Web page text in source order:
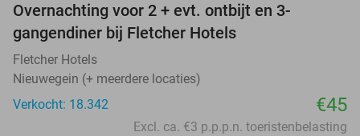
Overnachting voor 2 + evt. ontbijt en 3-
gangendiner bij Fletcher Hotels
Fletcher Hotels
Nieuwegein (+ meerdere locaties)
Verkocht: 18.342
€45
Excl. ca. €3 p.p.p.n. toeristenbelasting